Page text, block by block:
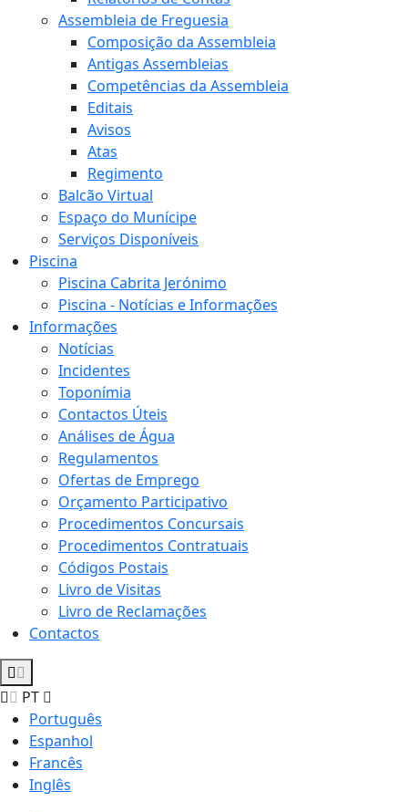
Assembleia de Freguesia
Composição da Assembleia
Antigas Assembleias
Competências da Assembleia
Editais
Avisos
Atas
Regimento
Balcão Virtual
Espaço do Munícipe
Serviços Disponíveis
Piscina
Piscina Cabrita Jerónimo
Piscina - Notícias e Informações
Informações
Notícias
Incidentes
Toponímia
Contactos Úteis
Análises de Água
Regulamentos
Ofertas de Emprego
Orçamento Participativo
Procedimentos Concursais
Procedimentos Contratuais
Códigos Postais
Livro de Visitas
Livro de Reclamações
Contactos
PT
Português
Espanhol
Francês
Inglês